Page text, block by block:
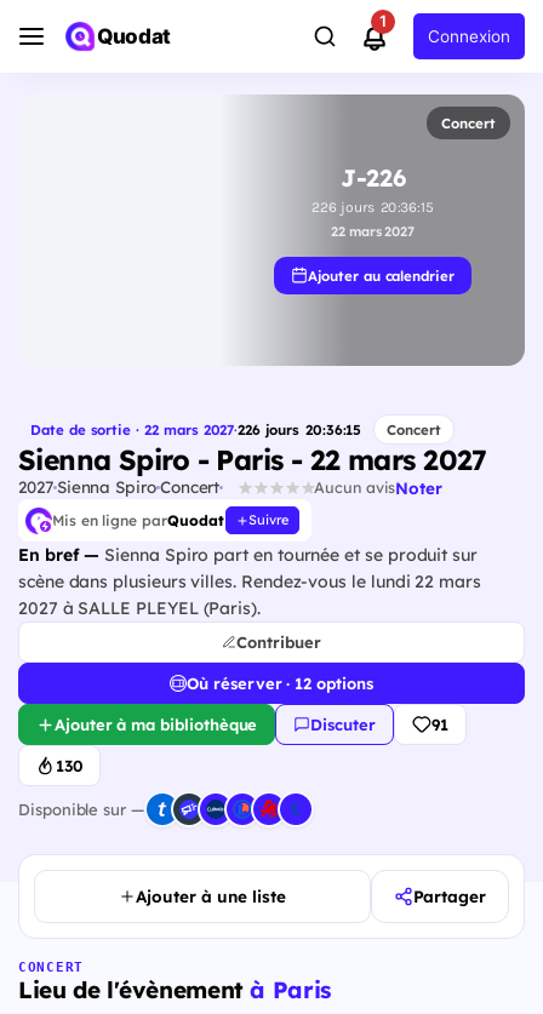
Quodat
1
Connexion
Concert
J-226
226 jours 20:36:14
22 mars 2027
Ajouter au calendrier
Date de sortie · 22 mars 2027·226 jours 20:36:14 Concert
Sienna Spiro - Paris - 22 mars 2027
2027Sienna SpiroConcert Aucun avisNoter
Mis en ligne parQuodat Suivre
En bref — Sienna Spiro part en tournée et se produit sur
scène dans plusieurs villes. Rendez-vous le lundi 22 mars
2027 à SALLE PLEYEL (Paris).
Contribuer
Où réserver · 12 options
Ajouter à ma bibliothèque Discuter 91
130
Disponible sur —
Ajouter à une liste Partager
CONCERT
Lieu de l'évènementà Paris